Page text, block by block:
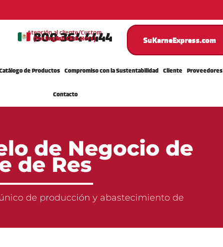
Atención al cliente/Custom
Service
800 364 4444
(For English Click Here) SuKarneExpress.com
de Productos Compromiso con la Sustentabilidad Cliente Proveedores
Contacto
de Negocio de
de Res
de producción y abastecimiento de